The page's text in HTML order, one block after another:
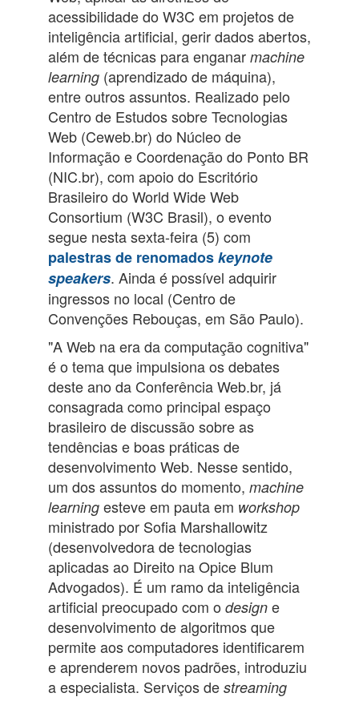
acessibilidade do W3C em projetos de
inteligência artificial, gerir dados abertos,
além de técnicas para enganar machine
learning (aprendizado de máquina),
entre outros assuntos. Realizado pelo
Centro de Estudos sobre Tecnologias
Web (Ceweb.br) do Núcleo de
Informação e Coordenação do Ponto BR
(NIC.br), com apoio do Escritório
Brasileiro do World Wide Web
Consortium (W3C Brasil), o evento
segue nesta sexta-feira (5) com
palestras de renomadoskeynote
speakers. Ainda é possível adquirir
ingressos no local (Centro de
Convenções Rebouças, em São Paulo).
"A Web na era da computação cognitiva"
é o tema que impulsiona os debates
deste ano da Conferência Web.br, já
consagrada como principal espaço
brasileiro de discussão sobre as
tendências e boas práticas de
desenvolvimento Web. Nesse sentido,
um dos assuntos do momento, machine
learning esteve em pauta em workshop
ministrado por Sofia Marshallowitz
(desenvolvedora de tecnologias
aplicadas ao Direito na Opice Blum
Advogados). É um ramo da inteligência
artificial preocupado com o design e
desenvolvimento de algoritmos que
permite aos computadores identificarem
e aprenderem novos padrões, introduziu
a especialista. Serviços de streaming